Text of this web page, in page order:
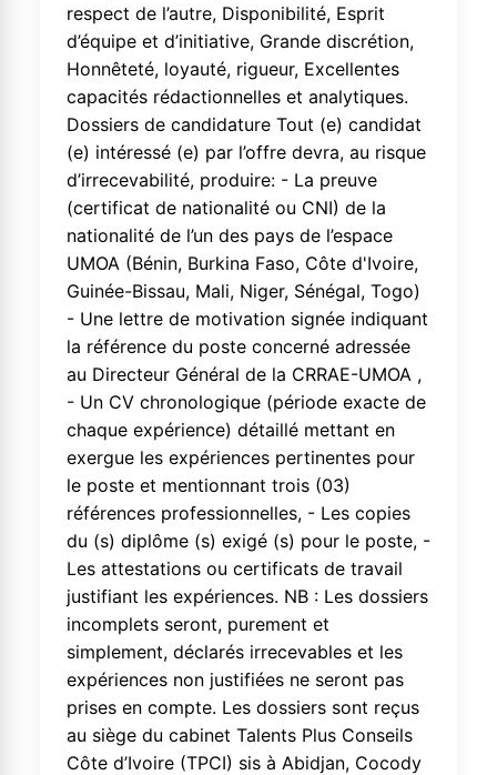
respect de l’autre, Disponibilité, Esprit
d’équipe et d’initiative, Grande discrétion,
Honnêteté, loyauté, rigueur, Excellentes
capacités rédactionnelles et analytiques.
Dossiers de candidature Tout (e) candidat
(e) intéressé (e) par l’offre devra, au risque
d’irrecevabilité, produire: - La preuve
(certificat de nationalité ou CNI) de la
nationalité de l’un des pays de l’espace
UMOA (Bénin, Burkina Faso, Côte d'Ivoire,
Guinée-Bissau, Mali, Niger, Sénégal, Togo)
- Une lettre de motivation signée indiquant
la référence du poste concerné adressée
au Directeur Général de la CRRAE-UMOA ,
- Un CV chronologique (période exacte de
chaque expérience) détaillé mettant en
exergue les expériences pertinentes pour
le poste et mentionnant trois (03)
références professionnelles, - Les copies
du (s) diplôme (s) exigé (s) pour le poste, -
Les attestations ou certificats de travail
justifiant les expériences. NB : Les dossiers
incomplets seront, purement et
simplement, déclarés irrecevables et les
expériences non justifiées ne seront pas
prises en compte. Les dossiers sont reçus
au siège du cabinet Talents Plus Conseils
Côte d’Ivoire (TPCI) sis à Abidjan, Cocody